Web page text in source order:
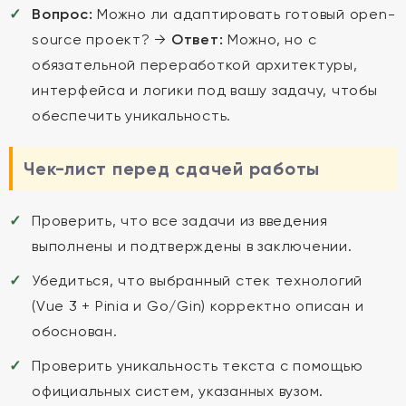
Вопрос: Можно ли адаптировать готовый open-
source проект? → Ответ: Можно, но с
обязательной переработкой архитектуры,
интерфейса и логики под вашу задачу, чтобы
обеспечить уникальность.
Чек-лист перед сдачей работы
Проверить, что все задачи из введения
выполнены и подтверждены в заключении.
Убедиться, что выбранный стек технологий
(Vue 3 + Pinia и Go/Gin) корректно описан и
обоснован.
Проверить уникальность текста с помощью
официальных систем, указанных вузом.